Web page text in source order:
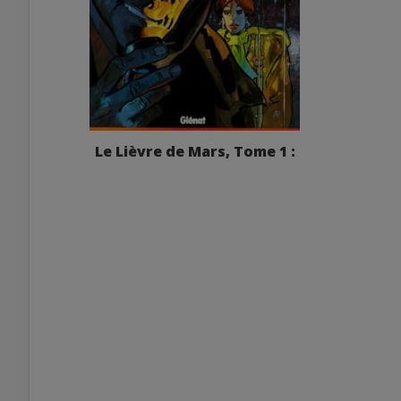
Le Lièvre de Mars, Tome 1 :